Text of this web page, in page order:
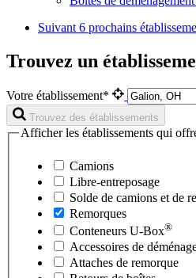
Suivant 6 prochains
Trouvez un
Votre établissement*
Trouvez des établissements
Afficher les établissements qui
Camions
Libre-entreposage
Solde de camions et de
Remorques
Conteneurs U-Box®
Accessoires de
Attaches de remorque